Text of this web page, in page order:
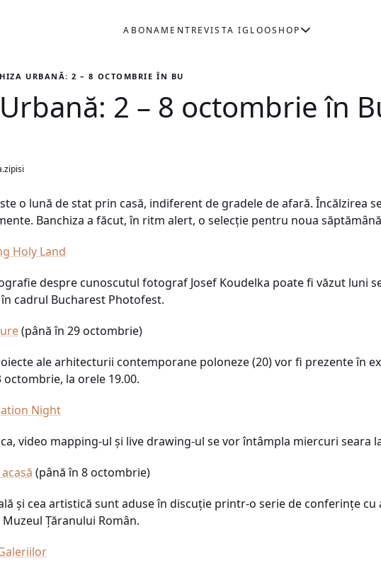
ABONAMENTREVISTA IGLOOSHOP
URBANĂ: 2 – 8 OCTOMBRIE ÎN BUCUREȘTI
2 – 8 octombrie în
o lună de stat prin casă, indiferent de gradele de afară. Încălzirea
Banchiza a făcut, în ritm alert, o selecție pentru noua
Holy Land
despre cunoscutul fotograf Josef Koudelka poate fi văzut luni
cadrul Bucharest Photofest.
(până în 29 octombrie)
ale arhitecturii contemporane poloneze (20) vor fi prezente în
octombrie, la orele 19.00.
Night
video mapping-ul și live drawing-ul se vor întâmpla miercuri seara
(până în 8 octombrie)
și cea artistică sunt aduse în discuție printr-o serie de conferințe
Țăranului Român.